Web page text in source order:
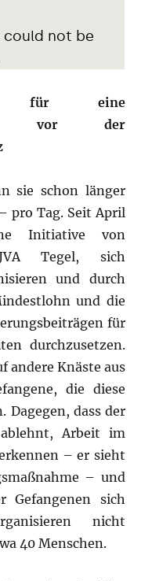
für eine
vor der
sie schon länger
pro Tag. Seit April
Initiative von
Tegel, sich
und durch
und die
für
durchzusetzen.
andere Knäste aus
die diese
Dagegen, dass der
Arbeit im
– er sieht
– und
Gefangenen sich
nicht
40 Menschen.